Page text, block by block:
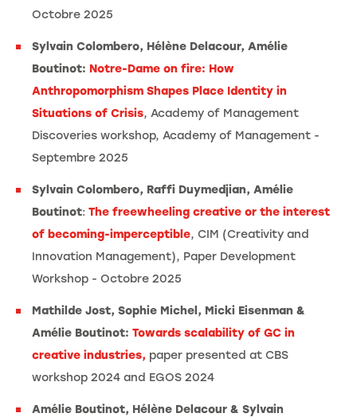
Octobre 2025
Sylvain Colombero, Hélène Delacour, Amélie
Boutinot: Notre-Dame on fire: How
Anthropomorphism Shapes Place Identity in
Situations of Crisis, Academy of Management
Discoveries workshop, Academy of Management -
Septembre 2025
Sylvain Colombero, Raffi Duymedjian, Amélie
Boutinot: The freewheeling creative or the interest
of becoming-imperceptible, CIM (Creativity and
Innovation Management), Paper Development
Workshop - Octobre 2025
Mathilde Jost, Sophie Michel, Micki Eisenman &
Amélie Boutinot: Towards scalability of GC in
creative industries, paper presented at CBS
workshop 2024 and EGOS 2024
Amélie Boutinot, Hélène Delacour & Sylvain